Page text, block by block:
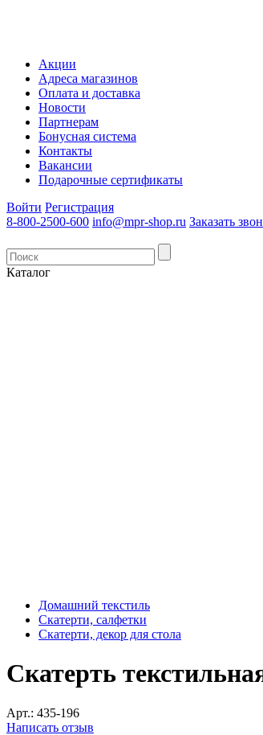
Акции
Адреса магазинов
Оплата и доставка
Новости
Партнерам
Бонусная система
Контакты
Вакансии
Подарочные сертификаты
Войти Регистрация
8-800-2500-600 info@mpr-shop.ru Заказать
Каталог
Домашний текстиль
Скатерти, салфетки
Скатерти, декор для стола
Скатерть
Арт.: 435-196
Написать отзыв